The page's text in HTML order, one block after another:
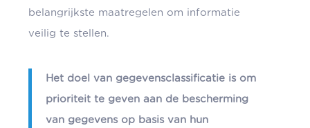
belangrijkste maatregelen om informatie
veilig te stellen.
Het doel van gegevensclassificatie is om
prioriteit te geven aan de bescherming
van gegevens op basis van hun